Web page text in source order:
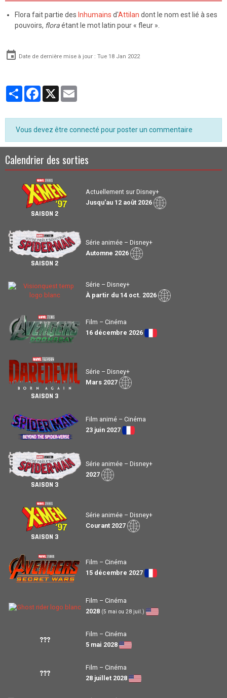
Flora fait partie des Inhumains d'Attilan dont le nom est lié à ses
pouvoirs, floraétant le mot latin pour « fleur ».
Date de dernière mise à jour : Tue 18 Jan 2022
PartagerFacebook
X
Vous devez être connecté pour poster un commentaire
Calendrier des sorties
SAISON 2
Actuellement sur Disney+
Jusqu'au 12 août 2026
SAISON 2
Série animée – Disney+
Automne 2026
Série – Disney+
À partir du 14 oct. 2026
Film – Cinéma
16 décembre 2026
SAISON 3
Série – Disney+
Mars 2027
Film animé – Cinéma
23 juin 2027
SAISON 3
Série animée – Disney+
2027
SAISON 3
Série animée – Disney+
Courant 2027
Film – Cinéma
15 décembre 2027
Film – Cinéma
2028 (5 mai ou 28 juil.)
???
Film – Cinéma
5 mai 2028
???
Film – Cinéma
28 juillet 2028